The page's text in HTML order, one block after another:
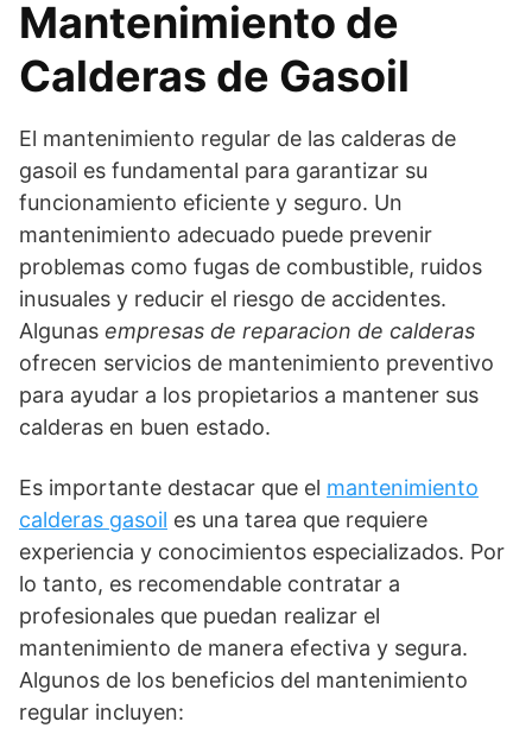
Mantenimiento de
Calderas de Gasoil
El mantenimiento regular de las calderas de
gasoil es fundamental para garantizar su
funcionamiento eficiente y seguro. Un
mantenimiento adecuado puede prevenir
problemas como fugas de combustible, ruidos
inusuales y reducir el riesgo de accidentes.
Algunas empresas de reparacion de calderas
ofrecen servicios de mantenimiento preventivo
para ayudar a los propietarios a mantener sus
calderas en buen estado.
Es importante destacar que el mantenimiento
calderas gasoil es una tarea que requiere
experiencia y conocimientos especializados. Por
lo tanto, es recomendable contratar a
profesionales que puedan realizar el
mantenimiento de manera efectiva y segura.
Algunos de los beneficios del mantenimiento
regular incluyen: